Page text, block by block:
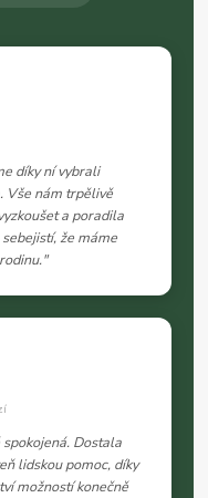
díky ní vybrali
Vše nám trpělivě
a poradila
že máme
Dostala
lidskou pomoc, díky
možností konečně